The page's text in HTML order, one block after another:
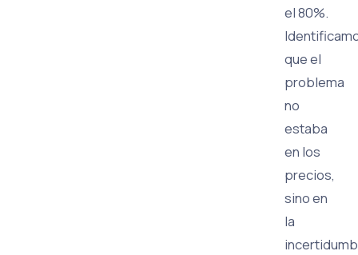
el 80%.
que el
problema
no
estaba
en los
precios,
sino en
la